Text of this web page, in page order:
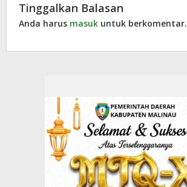
Tinggalkan Balasan
Anda harus masuk untuk berkomentar.